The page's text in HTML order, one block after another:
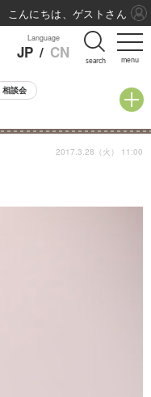
menu
Language
JP / CN search
相談会
2017.3.28（火） 11:00
こんにちは、ゲストさん